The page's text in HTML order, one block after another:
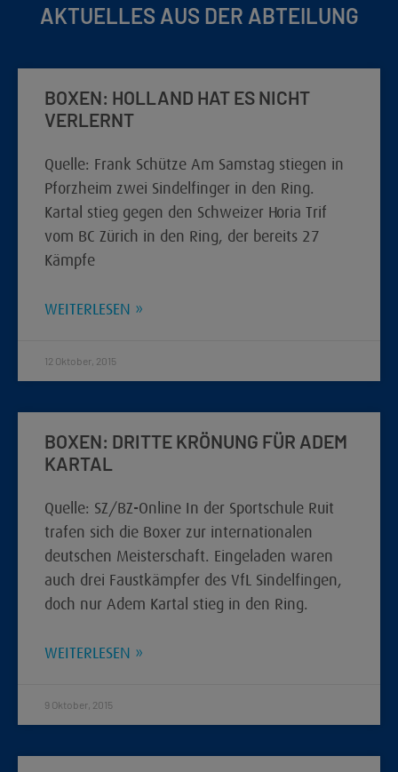
AKTUELLES AUS DER ABTEILUNG
BOXEN: HOLLAND HAT ES NICHT
VERLERNT
Quelle: Frank Schütze Am Samstag stiegen in
Pforzheim zwei Sindelfinger in den Ring.
Kartal stieg gegen den Schweizer Horia Trif
vom BC Zürich in den Ring, der bereits 27
Kämpfe
WEITERLESEN »
12 Oktober, 2015
BOXEN: DRITTE KRÖNUNG FÜR ADEM
KARTAL
Quelle: SZ/BZ-Online In der Sportschule Ruit
trafen sich die Boxer zur internationalen
deutschen Meisterschaft. Eingeladen waren
auch drei Faustkämpfer des VfL Sindelfingen,
doch nur Adem Kartal stieg in den Ring.
WEITERLESEN »
9 Oktober, 2015